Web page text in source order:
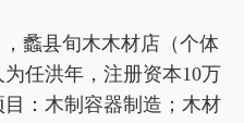
蠡县旬木木材店（个体
任洪年，注册资本10万
：木制容器制造；木材